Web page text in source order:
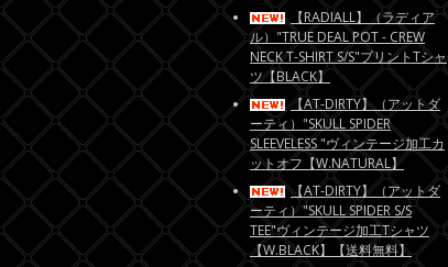
【RADIALL】（ラディア
ル）"TRUE DEAL POT - CREW
NECK T-SHIRT S/S"プリントTシャ
ツ【BLACK】
【AT-DIRTY】（アットダ
ーティ）"SKULL SPIDER
SLEEVELESS "ヴィンテージ加工カ
ットオフ【W.NATURAL】
【AT-DIRTY】（アットダ
ーティ）"SKULL SPIDER S/S
TEE"ヴィンテージ加工Tシャツ
【W.BLACK】【送料無料】